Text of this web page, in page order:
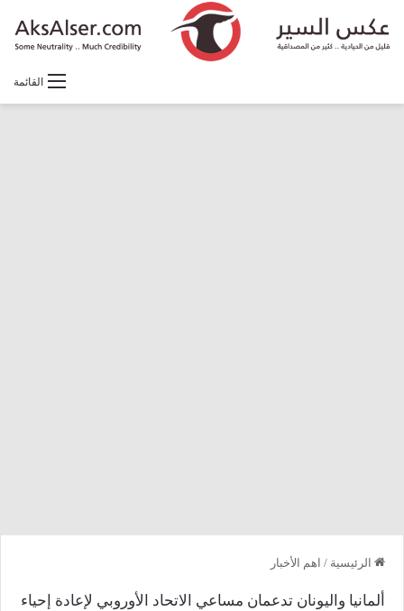
القائمة
الرئيسية / اهم الأخبار
ألمانيا واليونان تدعمان مساعي الاتحاد الأوروبي لإعادة إحياء